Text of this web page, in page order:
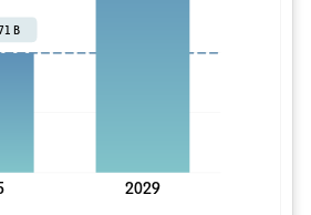
Imagem © Mordor Intelligence. O reuso